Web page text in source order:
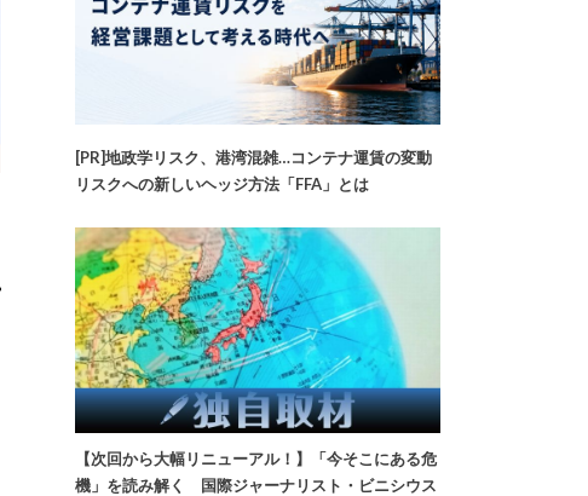
[PR]地政学リスク、港湾混雑…コンテナ運賃の変動
リスクへの新しいヘッジ方法「FFA」とは
【次回から大幅リニューアル！】「今そこにある危
機」を読み解く 国際ジャーナリスト・ビニシウス